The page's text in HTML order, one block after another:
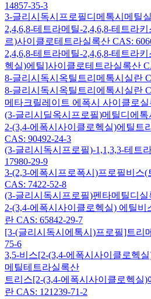
14857-35-3
3-글리시독시프로필디메톡시메틸
2,4,6,8-테트라메틸-2,4,6,8-테트라
르)사이클로테트라실록산 CAS:
2,4,6,8-테트라메틸-2,4,6,8-테트라
헥실)에틸]사이클로테트라실록산
8-글리시독시옥틸트리메톡시실란
8-글리시독시옥틸트리에톡시실란
메타크릴레이트 에폭시 사이클로실
(3-글리시딜옥시프로필)메틸디에톡
2-(3,4-에폭시사이클로헥실)에틸트
CAS: 90492-24-3
(3-글리시독시프로필)-1,1,3,3-테트
17980-29-9
3-(2,3-에폭시프로폭시)프로필비스
CAS: 7422-52-8
(3-글리시독시프로필)펜타메틸디실
2-(3,4-에폭시사이클로헥실) 에틸
란 CAS: 65842-29-7
[3-(글리시독시에톡시)프로필]트리
75-6
3,5-비스[2-(3,4-에폭시사이클로헥
메틸테트라실록산
트리스[2-(3,4-에폭시사이클로헥실
란 CAS: 121239-71-2